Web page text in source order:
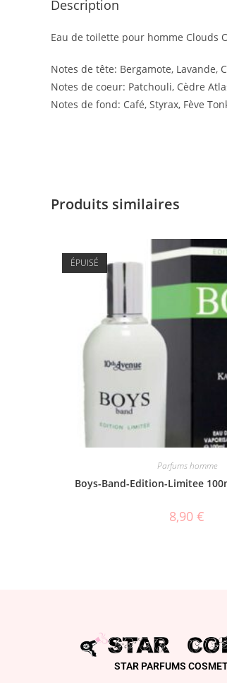
Description
Eau de toilette pour homme Clouds
Notes de tête: Bergamote, Lavande,
Notes de coeur: Patchouli, Cèdre
Notes de fond: Café, Styrax, Fève
Produits similaires
ÉPUISÉ
Parfums homme
Boys-Band-Edition-Limitee
8,90€
STAR PARFUMS